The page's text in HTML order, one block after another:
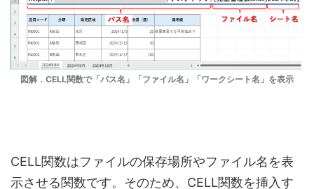
図解．CELL関数で「パス名」「ファイル名」「ワークシート名」を表示
CELL関数はファイルの保存場所やファイル名を表
示させる関数です。そのため、CELL関数を挿入す